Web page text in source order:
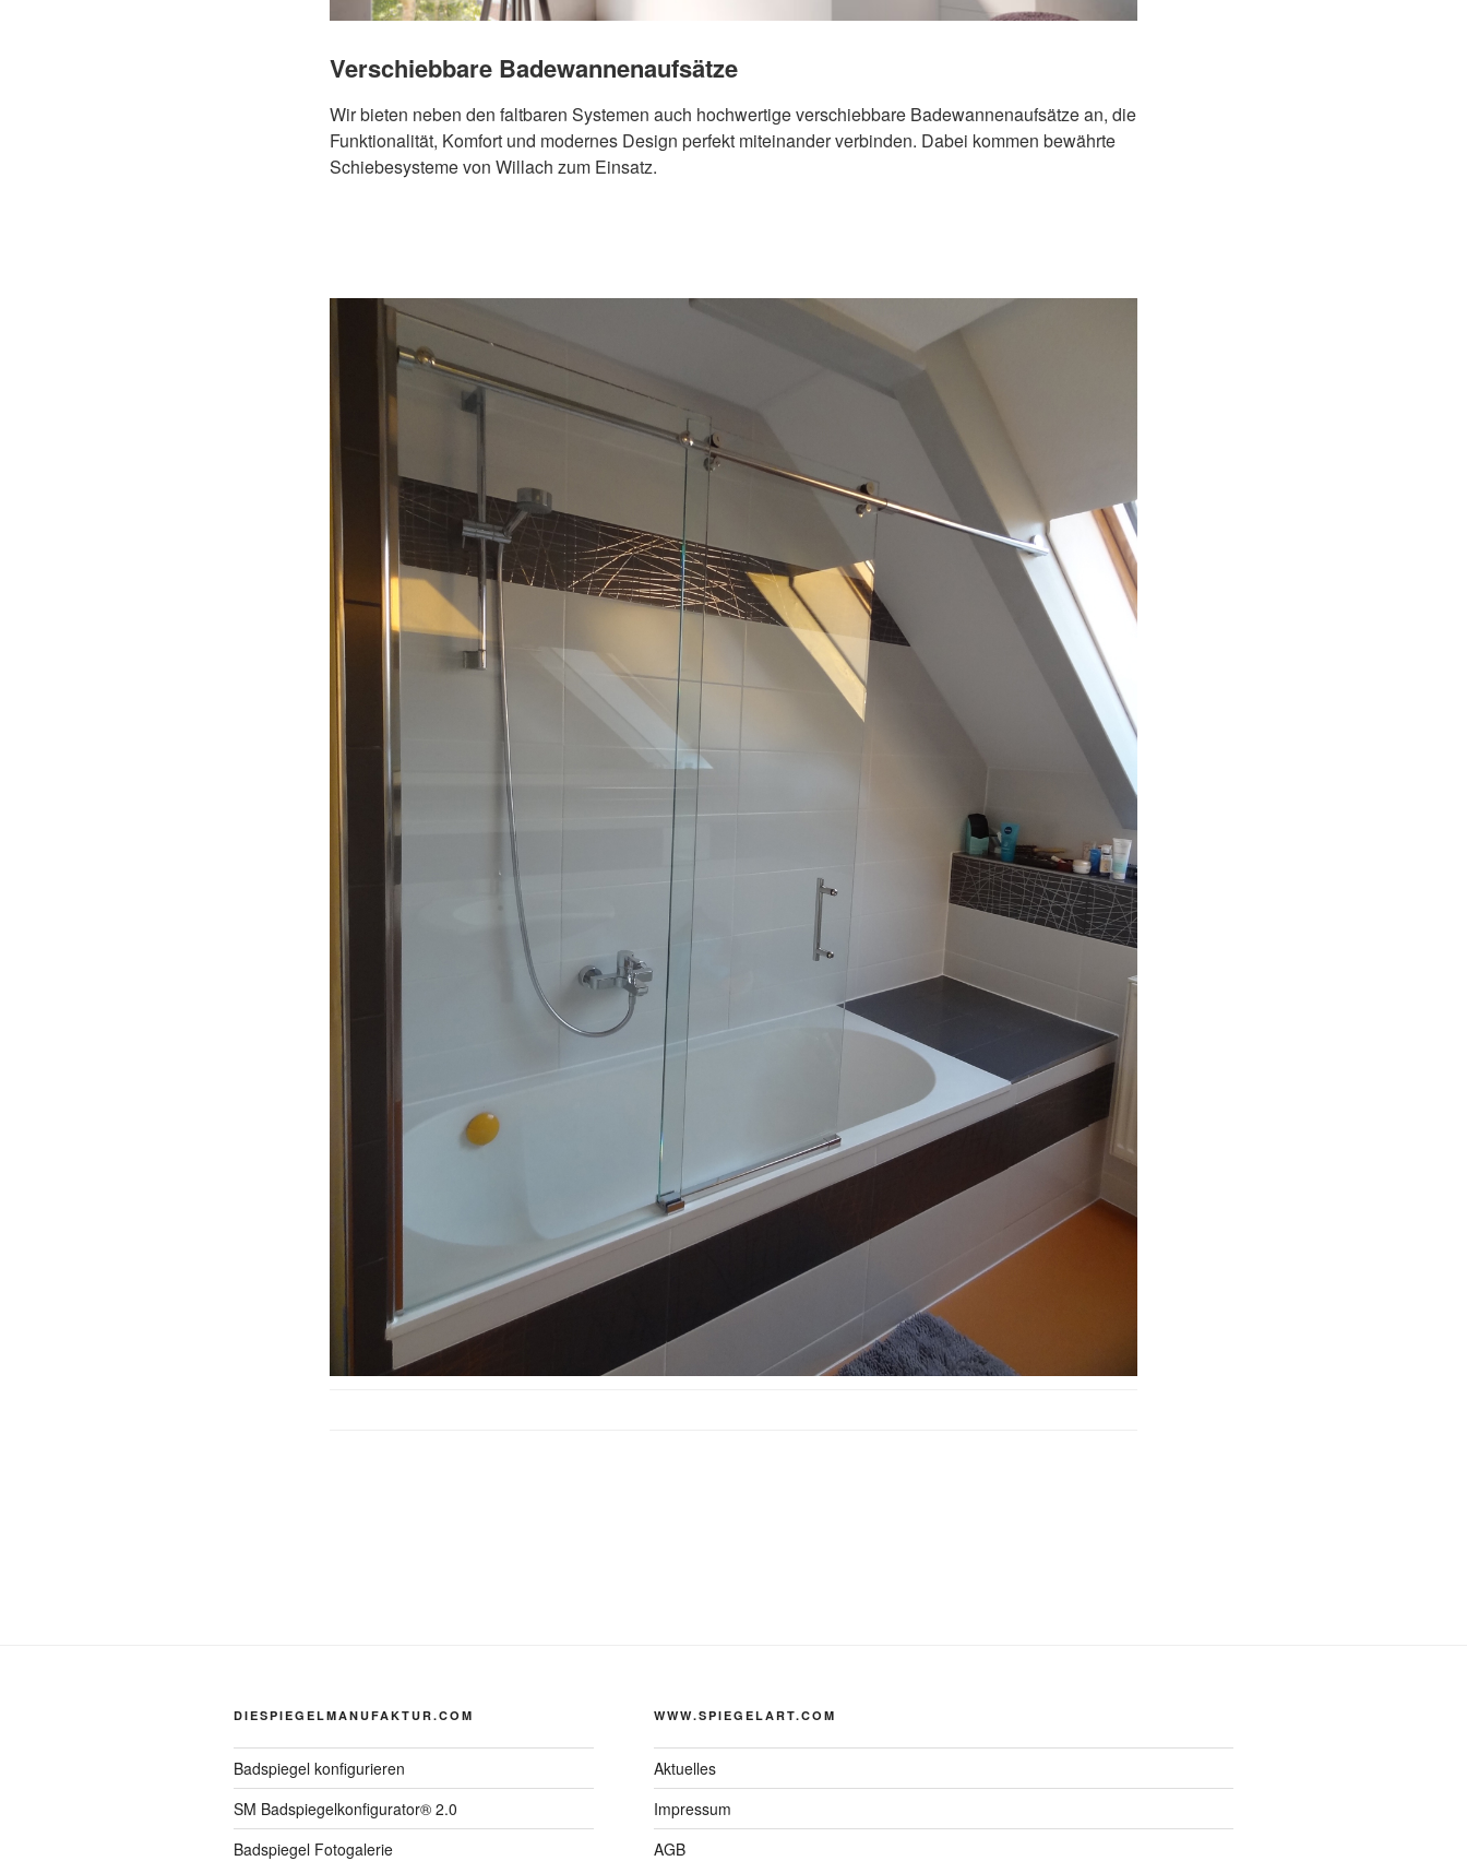
Verschiebbare Badewannenaufsätze
Wir bieten neben den faltbaren Systemen auch hochwertige verschiebbare Badewannenaufsätze an, die
Funktionalität, Komfort und modernes Design perfekt miteinander verbinden. Dabei kommen bewährte
Schiebesysteme von Willach zum Einsatz.
DIESPIEGELMANUFAKTUR.COM
Badspiegel konfigurieren
SM Badspiegelkonfigurator® 2.0
Badspiegel Fotogalerie
WWW.SPIEGELART.COM
Aktuelles
Impressum
AGB